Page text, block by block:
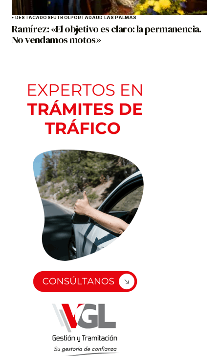
DESTACADOSFÚTBOLPORTADAUD LAS PALMAS
Ramírez: «El objetivo es claro: la permanencia.
No vendamos motos»